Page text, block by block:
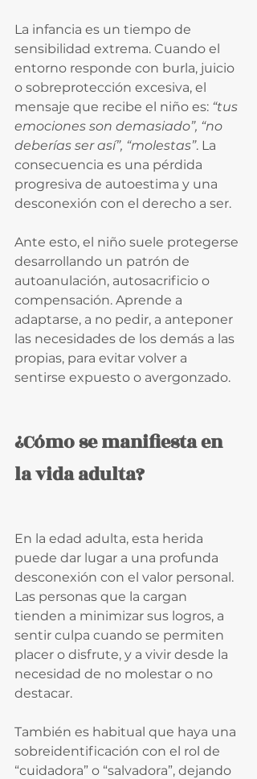
La infancia es un tiempo de
sensibilidad extrema. Cuando el
entorno responde con burla, juicio
o sobreprotección excesiva, el
mensaje que recibe el niño es: “tus
emociones son demasiado”, “no
deberías ser así”, “molestas”. La
consecuencia es una pérdida
progresiva de autoestima y una
desconexión con el derecho a ser.
Ante esto, el niño suele protegerse
desarrollando un patrón de
autoanulación, autosacrificio o
compensación. Aprende a
adaptarse, a no pedir, a anteponer
las necesidades de los demás a las
propias, para evitar volver a
sentirse expuesto o avergonzado.
¿Cómo se manifiesta en
la vida adulta?
En la edad adulta, esta herida
puede dar lugar a una profunda
desconexión con el valor personal.
Las personas que la cargan
tienden a minimizar sus logros, a
sentir culpa cuando se permiten
placer o disfrute, y a vivir desde la
necesidad de no molestar o no
destacar.
También es habitual que haya una
sobreidentificación con el rol de
“cuidadora” o “salvadora”, dejando